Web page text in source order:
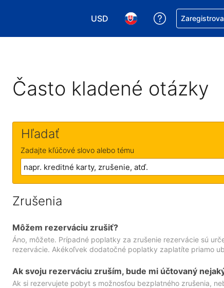
USD
Vybrať menu. Momentálne máte
Vybrať jazyk.
Získajte
Často kladené otázky
Hľadať
Zadajte kľúčové slovo alebo tému
Zrušenia
Môžem rezerváciu zrušiť?
Áno, môžete. Prípadné poplatky za zrušenie rezervácie sú
rezervácie. Akékoľvek dodatočné poplatky zaplatíte priamo
Ak svoju rezerváciu zruším, bude mi účtovaný
Ak si rezervujete pobyt s možnosťou bezplatného zrušenia,